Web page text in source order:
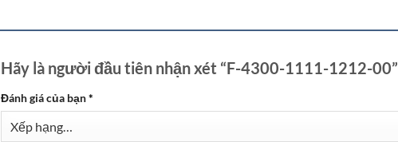
Hãy là người đầu tiên nhận xét “F-4300-1111-1212-00”
Đánh giá của bạn*